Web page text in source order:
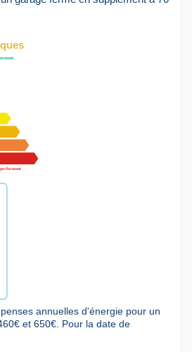
annuelles d'énergie pour un
et 650€. Pour la date de